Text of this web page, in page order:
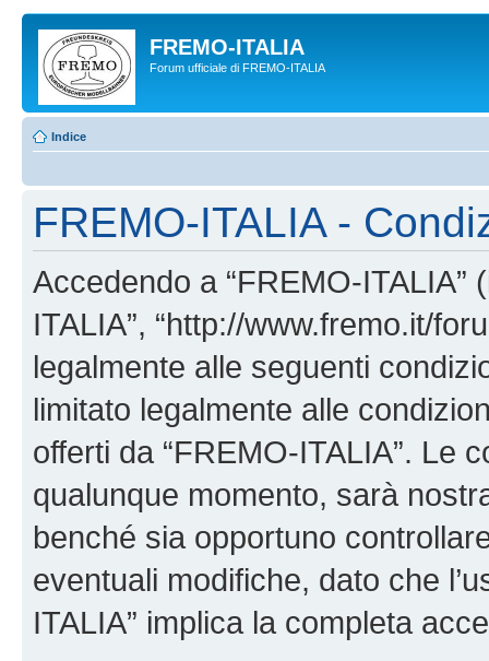
FREMO-ITALIA
Forum ufficiale di FREMO-ITALIA
Indice
FREMO-ITALIA -
Accedendo a “FREMO-ITALIA”
ITALIA”, “http://www.fremo.it/
legalmente alle seguenti
limitato legalmente alle
offerti da “FREMO-ITALIA”. Le
qualunque momento, sarà
benché sia opportuno
eventuali modifiche, dato che
ITALIA” implica la completa